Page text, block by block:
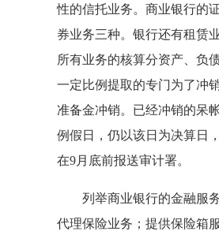
性的信托业务。商业银行的
券业务三种。银行还有租赁
所有业务的核算分资产、负
一定比例提取的专门为了冲
准备金冲销。已经冲销的呆
例假日，仍以该日为决算日
在9月底前报送审计署。
列举商业银行的金融服务
代理保险业务；提供保险箱服